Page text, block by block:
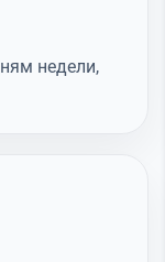
недели,